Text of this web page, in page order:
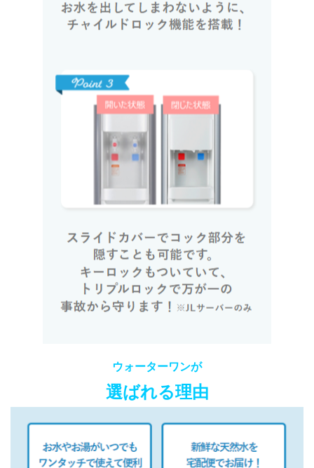
ウォーターワンが
選ばれる理由